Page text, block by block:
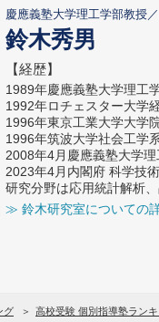
慶應義塾大学理工学部教授
鈴木秀男
【経歴】
1989年慶應義塾大学理工
1992年ロチェスター大学
1996年東京工業大学大学
1996年筑波大学社会工学
2008年4月慶應義塾大学
2023年4月内閣府 科学技
研究分野は応用統計解析
≫ 鈴木研究室についての
グ 高校受験 個別指導塾ラン